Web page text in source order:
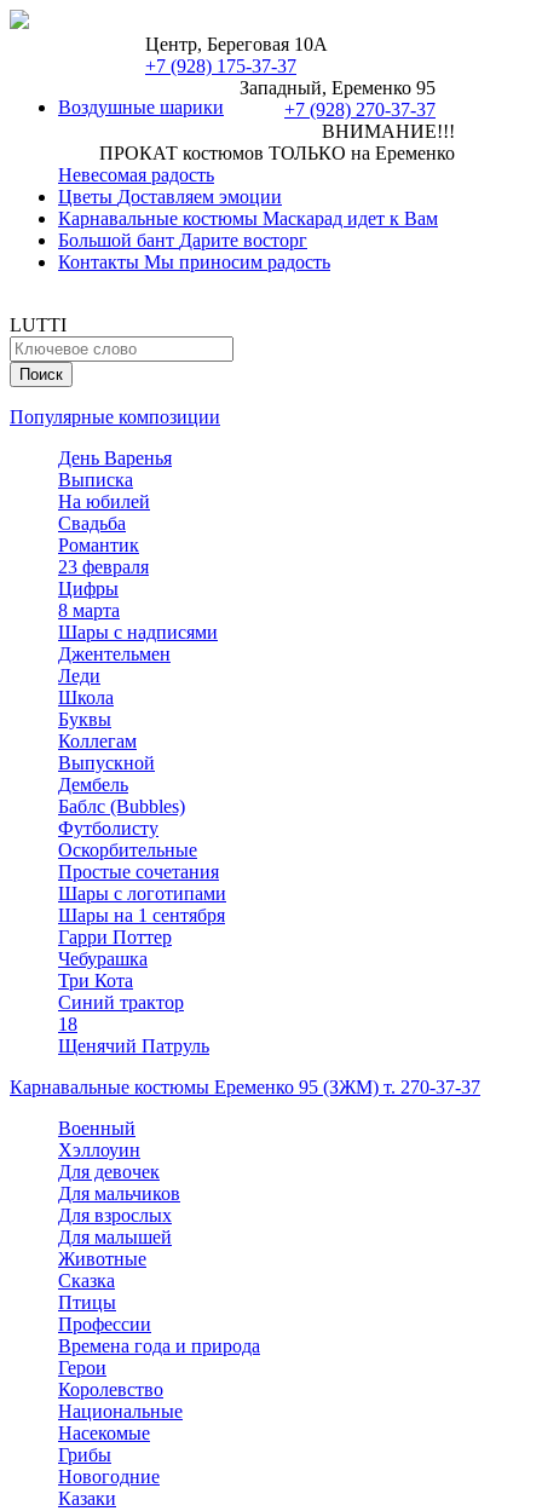
Центр, Береговая 10А
+7 (928) 175-37-37
Западный, Еременко 95
+7 (928) 270-37-37
ВНИМАНИЕ!!!
ПРОКАТ костюмов ТОЛЬКО на Еременко
Воздушные шарики
Невесомая радость
Цветы Доставляем эмоции
Карнавальные костюмы Маскарад идет к Вам
Большой бант Дарите восторг
Контакты Мы приносим радость
LUTTI
Популярные композиции
День Варенья
Выписка
На юбилей
Свадьба
Романтик
23 февраля
Цифры
8 марта
Шары с надписями
Джентельмен
Леди
Школа
Буквы
Коллегам
Выпускной
Дембель
Баблс (Bubbles)
Футболисту
Оскорбительные
Простые сочетания
Шары с логотипами
Шары на 1 сентября
Гарри Поттер
Чебурашка
Три Кота
Синий трактор
18
Щенячий Патруль
Карнавальные костюмы Еременко 95 (ЗЖМ) т. 270-37-37
Военный
Хэллоуин
Для девочек
Для мальчиков
Для взрослых
Для малышей
Животные
Сказка
Птицы
Профессии
Времена года и природа
Герои
Королевство
Национальные
Насекомые
Грибы
Новогодние
Казаки